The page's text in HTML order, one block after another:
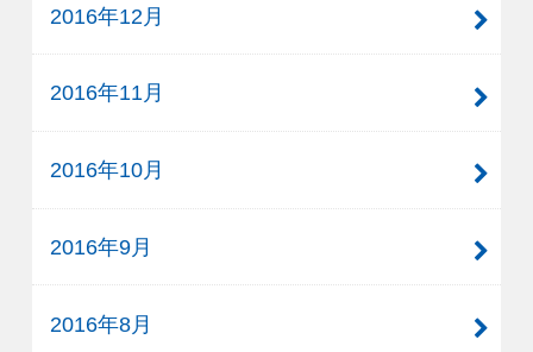
2016年12月
2016年11月
2016年10月
2016年9月
2016年8月